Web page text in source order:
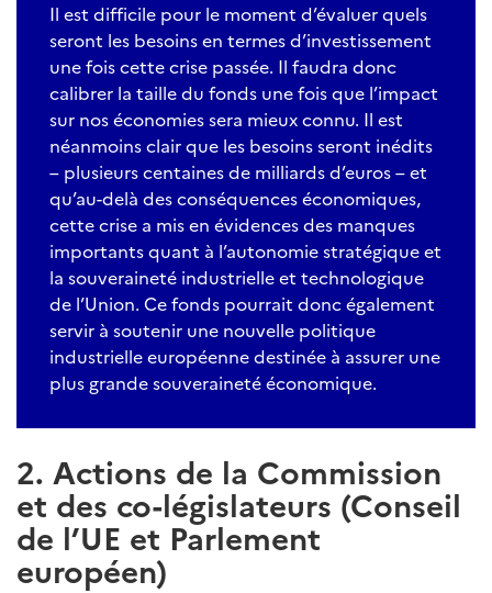
Il est difficile pour le moment d’évaluer quels
seront les besoins en termes d’investissement
une fois cette crise passée. Il faudra donc
calibrer la taille du fonds une fois que l’impact
sur nos économies sera mieux connu. Il est
néanmoins clair que les besoins seront inédits
– plusieurs centaines de milliards d’euros – et
qu’au-delà des conséquences économiques,
cette crise a mis en évidences des manques
importants quant à l’autonomie stratégique et
la souveraineté industrielle et technologique
de l’Union. Ce fonds pourrait donc également
servir à soutenir une nouvelle politique
industrielle européenne destinée à assurer une
plus grande souveraineté économique.
2. Actions de la Commission
et des co-législateurs (Conseil
de l’UE et Parlement
européen)